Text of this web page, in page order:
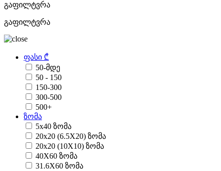
გაფილტვრა
გაფილტვრა
ფასი ₾
50-მდე
50 - 150
150-300
300-500
500+
ზომა
5x40 ზომა
20x20 (6.5X20) ზომა
20x20 (10X10) ზომა
40X60 ზომა
31.6X60 ზომა